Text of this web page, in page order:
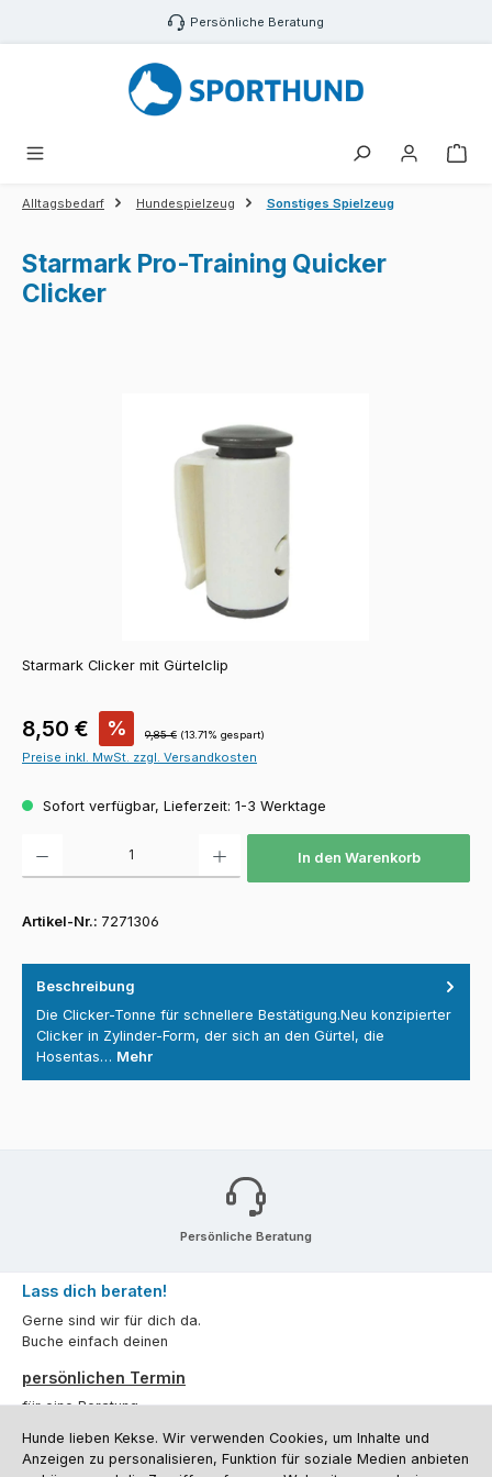
Zum Hauptinhalt springen Persönliche Beratung
Alltagsbedarf Hundespielzeug Sonstiges Spielzeug
Starmark Pro-Training Quicker
Clicker
Starmark Clicker mit Gürtelclip
Verkaufspreis:
8,50 € % Regulärer Preis:
9,85 € (13.71% gespart)
Preise inkl. MwSt. zzgl. Versandkosten
Sofort verfügbar, Lieferzeit: 1-3 Werktage
In den Warenkorb
Artikel-Nr.: 7271306
Beschreibung
Die Clicker-Tonne für schnellere Bestätigung.Neu konzipierter
Clicker in Zylinder-Form, der sich an den Gürtel, die
Hosentas… Mehr
Persönliche Beratung
Lass dich beraten!
Gerne sind wir für dich da.
Buche einfach deinen
persönlichen Termin
für eine Beratung.
Oder über unserKontaktformular.
Hunde lieben Kekse. Wir verwenden Cookies, um Inhalte und
Anzeigen zu personalisieren, Funktion für soziale Medien anbieten